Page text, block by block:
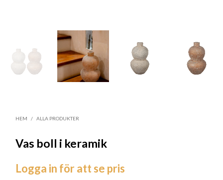
HEM / ALLA PRODUKTER
Vas boll i keramik
Logga in för att se pris